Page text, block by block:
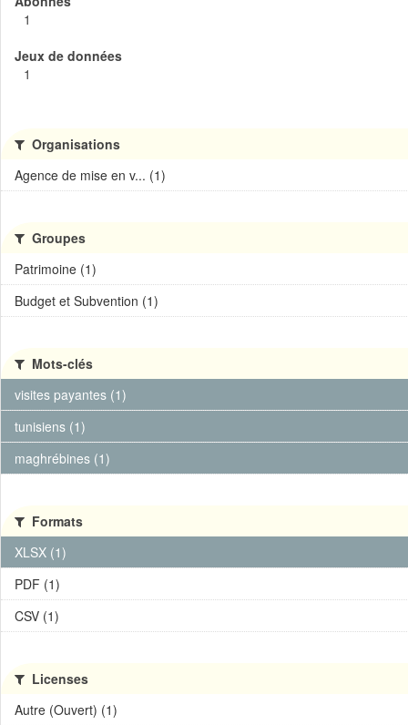
1
Jeux de données
1
Organisations
Agence de mise en v... (1)
Groupes
Patrimoine (1)
Budget et Subvention (1)
Mots-clés
visites payantes (1)
tunisiens (1)
maghrébines (1)
Formats
XLSX (1)
PDF (1)
CSV (1)
Licenses
Autre (Ouvert) (1)